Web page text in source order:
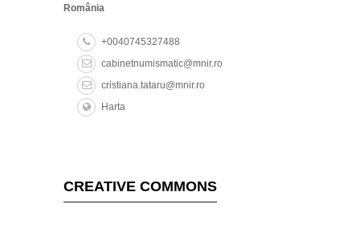
România
+0040745327488
cabinetnumismatic@mnir.ro
cristiana.tataru@mnir.ro
Harta
CREATIVE COMMONS